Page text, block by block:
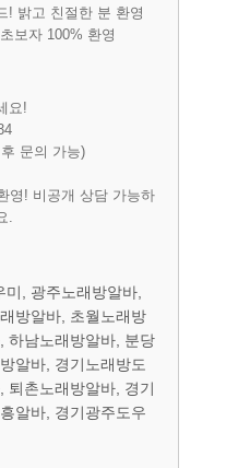
! 밝고 친절한 분 환영
보자 100% 환영
요!
문의 가능)
영! 비공개 상담 가능하
.
, 광주노래방알바,
방알바, 초월노래방
하남노래방알바, 분당
알바, 경기노래방도
퇴촌노래방알바, 경기
알바, 경기광주도우